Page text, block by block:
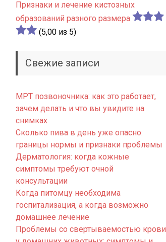
Признаки и лечение кистозных
образований разного размера
(5,00 из 5)
Свежие записи
МРТ позвоночника: как это работает,
зачем делать и что вы увидите на
снимках
Сколько пива в день уже опасно:
границы нормы и признаки проблемы
Дерматология: когда кожные
симптомы требуют очной
консультации
Когда питомцу необходима
госпитализация, а когда возможно
домашнее лечение
Проблемы со свертываемостью крови